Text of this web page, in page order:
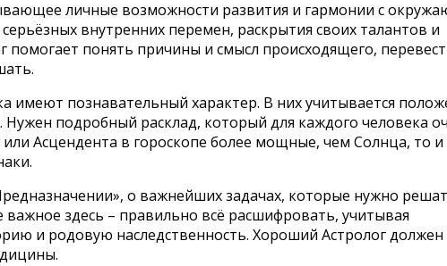
личные возможности развития и гармонии с
внутренних перемен, раскрытия своих талантов и
помогает понять причины и смысл происходящего,
имеют познавательный характер. В них учитывается
подробный расклад, который для каждого человека
Асцендента в гороскопе более мощные, чем Солнца, то и
о важнейших задачах, которые нужно
здесь – правильно всё расшифровать, учитывая
и родовую наследственность. Хороший Астролог